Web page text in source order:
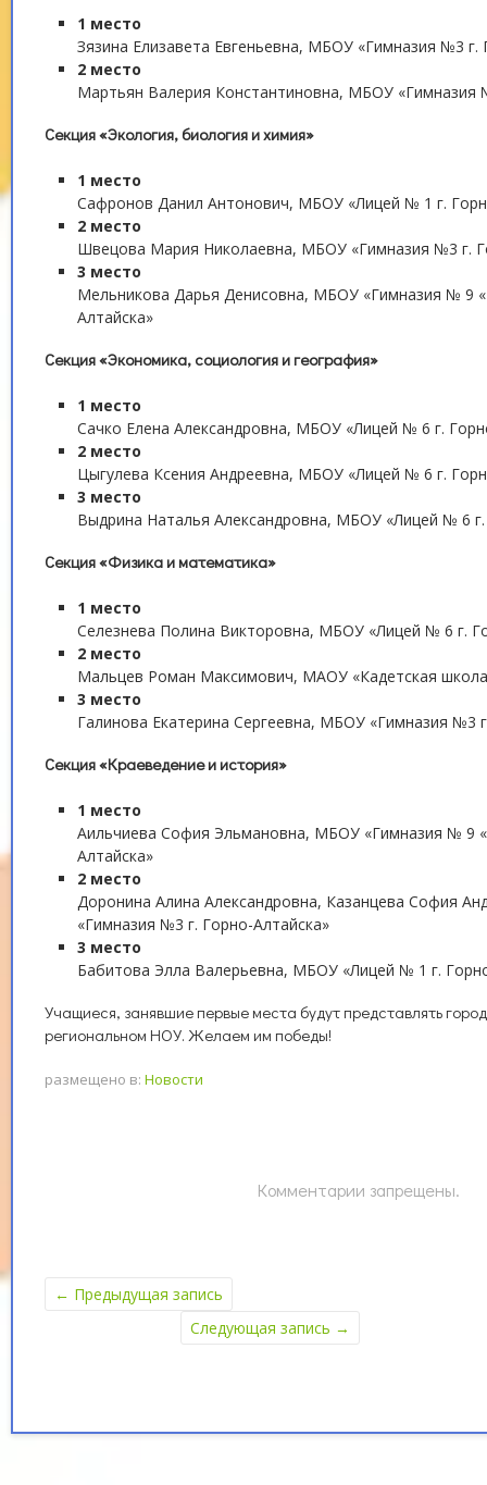
1 место
Зязина Елизавета Евгеньевна, МБОУ «Гимназия №3 г.
2 место
Мартьян Валерия Константиновна, МБОУ «Гимназия
Секция «Экология, биология и химия»
1 место
Сафронов Данил Антонович, МБОУ «Лицей № 1 г.
2 место
Швецова Мария Николаевна, МБОУ «Гимназия №3 г.
3 место
Мельникова Дарья Денисовна, МБОУ «Гимназия № 9
Алтайска»
Секция «Экономика, социология и география»
1 место
Сачко Елена Александровна, МБОУ «Лицей № 6 г.
2 место
Цыгулева Ксения Андреевна, МБОУ «Лицей № 6 г.
3 место
Выдрина Наталья Александровна, МБОУ «Лицей № 6 г.
Секция «Физика и математика»
1 место
Селезнева Полина Викторовна, МБОУ «Лицей № 6 г.
2 место
Мальцев Роман Максимович, МАОУ «Кадетская
3 место
Галинова Екатерина Сергеевна, МБОУ «Гимназия №3
Секция «Краеведение и история»
1 место
Аильчиева София Эльмановна, МБОУ «Гимназия № 9
Алтайска»
2 место
Доронина Алина Александровна, Казанцева София
«Гимназия №3 г. Горно-Алтайска»
3 место
Бабитова Элла Валерьевна, МБОУ «Лицей № 1 г.
Учащиеся, занявшие первые места будут представлять
региональном НОУ. Желаем им победы!
размещено в: Новости
Комментарии запрещены.
← Предыдущая запись
Следующая запись →